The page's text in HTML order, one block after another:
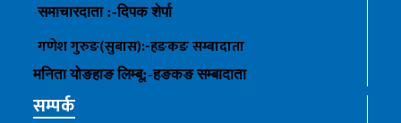
समाचारदाता :-दिपक शेर्पा
गणेश गुरुङ(सुबास):-हङकङसम्बादाता
मनिता योङहाङलिम्बू:-हङकङ सम्बादाता
सम्पर्क